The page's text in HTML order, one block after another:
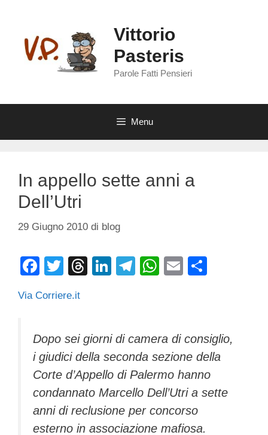
contenuto
Vittorio
Pasteris
Parole Fatti Pensieri
Menu
In appello sette anni a
Dell’Utri
29 Giugno 2010 di blog
F
c
b
o
o
k
T
tt
T
d
s
Li
dI
n
T
a
m
W
A
p
p
E
vi
di
Via Corriere.it
Dopo sei giorni di camera di consiglio,
i giudici della seconda sezione della
Corte d’Appello di Palermo hanno
condannato Marcello Dell’Utri a sette
anni di reclusione per concorso
esterno in associazione mafiosa.